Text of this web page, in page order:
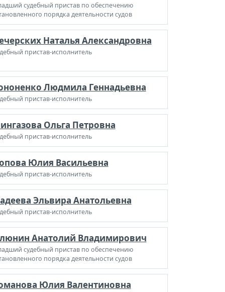
судебный пристав по обеспечению
порядка деятельности судов
Наталья Александровна
пристав-исполнитель
Людмила Геннадьевна
пристав-исполнитель
Ольга Петровна
пристав-исполнитель
Юлия Васильевна
пристав-исполнитель
Эльвира Анатольевна
пристав-исполнитель
Анатолий Владимирович
судебный пристав по обеспечению
порядка деятельности судов
Юлия Валентиновна